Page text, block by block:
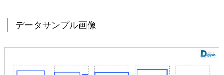
データサンプル画像